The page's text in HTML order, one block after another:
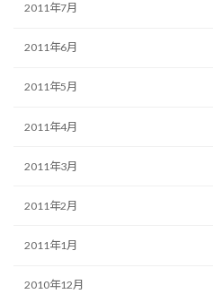
2011年7月
2011年6月
2011年5月
2011年4月
2011年3月
2011年2月
2011年1月
2010年12月